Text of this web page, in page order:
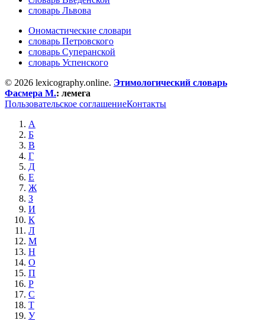
словарь Львова
Ономастические словари
словарь Петровского
словарь Суперанской
словарь Успенского
© 2026 lexicography.online. Этимологический словарь
Фасмера М.: лемега
Пользовательское соглашениеКонтакты
А
Б
В
Г
Д
Е
Ж
З
И
К
Л
М
Н
О
П
Р
С
Т
У